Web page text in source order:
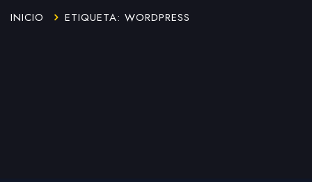
INICIO ETIQUETA: WORDPRESS